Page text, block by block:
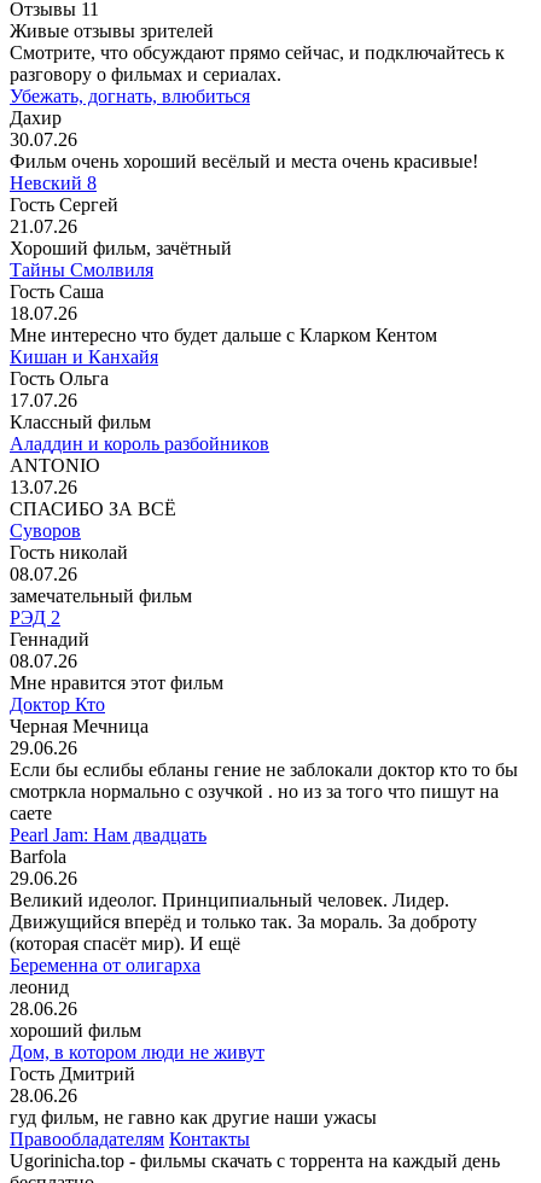
Отзывы 11
Живые отзывы зрителей
Смотрите, что обсуждают прямо сейчас, и подключайтесь к
разговору о фильмах и сериалах.
Убежать, догнать, влюбиться
Дахир
30.07.26
Фильм очень хороший весёлый и места очень красивые!
Невский 8
Гость Сергей
21.07.26
Хороший фильм, зачётный
Тайны Смолвиля
Гость Саша
18.07.26
Мне интересно что будет дальше с Кларком Кентом
Кишан и Канхайя
Гость Ольга
17.07.26
Классный фильм
Аладдин и король разбойников
ANTONIO
13.07.26
СПАСИБО ЗА ВСЁ
Суворов
Гость николай
08.07.26
замечательный фильм
РЭД 2
Геннадий
08.07.26
Мне нравится этот фильм
Доктор Кто
Черная Мечница
29.06.26
Если бы еслибы ебланы гение не заблокали доктор кто то бы
смотркла нормально с озучкой . но из за того что пишут на
саете
Pearl Jam: Нам двадцать
Barfola
29.06.26
Великий идеолог. Принципиальный человек. Лидер.
Движущийся вперёд и только так. За мораль. За доброту
(которая спасёт мир). И ещё
Беременна от олигарха
леонид
28.06.26
хороший фильм
Дом, в котором люди не живут
Гость Дмитрий
28.06.26
гуд фильм, не гавно как другие наши ужасы
Правообладателям Контакты
Ugorinicha.top - фильмы скачать с торрента на каждый день